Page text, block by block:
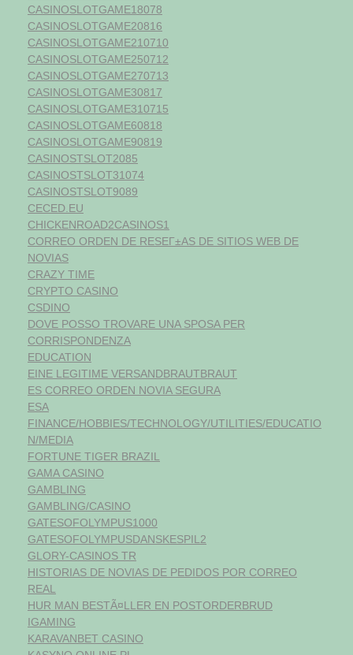
CASINOSLOTGAME18078
CASINOSLOTGAME20816
CASINOSLOTGAME210710
CASINOSLOTGAME250712
CASINOSLOTGAME270713
CASINOSLOTGAME30817
CASINOSLOTGAME310715
CASINOSLOTGAME60818
CASINOSLOTGAME90819
CASINOSTSLOT2085
CASINOSTSLOT31074
CASINOSTSLOT9089
CECED.EU
CHICKENROAD2CASINOS1
CORREO ORDEN DE RESEГ±AS DE SITIOS WEB DE
NOVIAS
CRAZY TIME
CRYPTO CASINO
CSDINO
DOVE POSSO TROVARE UNA SPOSA PER
CORRISPONDENZA
EDUCATION
EINE LEGITIME VERSANDBRAUTBRAUT
ES CORREO ORDEN NOVIA SEGURA
ESA
FINANCE/HOBBIES/TECHNOLOGY/UTILITIES/EDUCATIO
N/MEDIA
FORTUNE TIGER BRAZIL
GAMA CASINO
GAMBLING
GAMBLING/CASINO
GATESOFOLYMPUS1000
GATESOFOLYMPUSDANSKESPIL2
GLORY-CASINOS TR
HISTORIAS DE NOVIAS DE PEDIDOS POR CORREO
REAL
HUR MAN BESTÃ¤LLER EN POSTORDERBRUD
IGAMING
KARAVANBET CASINO